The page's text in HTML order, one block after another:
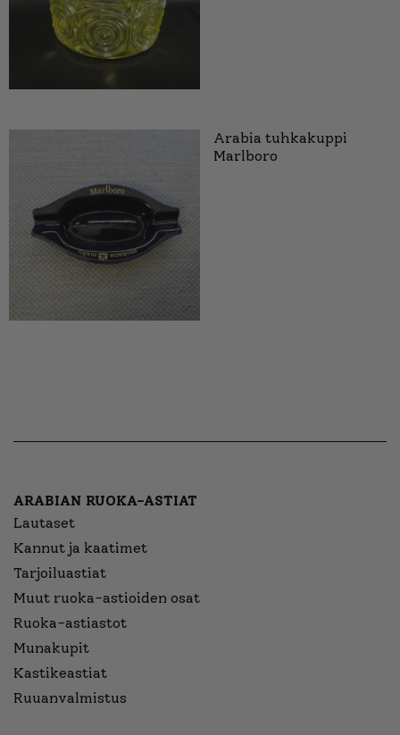
Arabia tuhkakuppi
Marlboro
ARABIAN RUOKA-ASTIAT
Lautaset
Kannut ja kaatimet
Tarjoiluastiat
Muut ruoka-astioiden osat
Ruoka-astiastot
Munakupit
Kastikeastiat
Ruuanvalmistus